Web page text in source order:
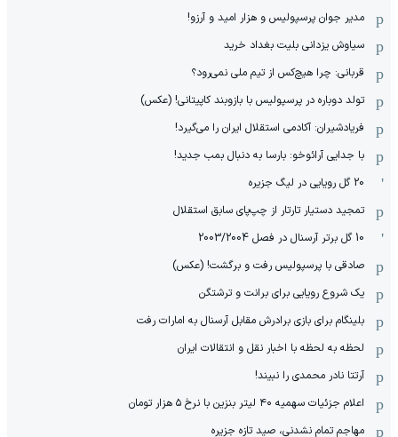
مدیر جوان پرسپولیس و هزار امید و آرزو!
سیاوش یزدانی بلیت بغداد خرید
قربانی: چرا هیچ‌کس از تیم ملی نمی‌رود؟
تولد دوباره در پرسپولیس با بازوبند کاپیتانی! (عکس)
فریادشیران: آکادمی استقلال ایران را می‌گیرد!
با جدایی آرائوخو: بارسا به دنبال بمب جدید!
20 گل رویایی در لیگ جزیره
تمجید دستیار تارتار از چپ‌پای سابق استقلال
10 گل برتر آرسنال در فصل 2003/2004
صادقی با پرسپولیس رفت و برگشت! (عکس)
یک شروع رویایی برای برانت و ترشتگن
بلینگام برای بازی برادرش مقابل آرسنال به امارات رفت
لحظه به لحظه با اخبار نقل و انتقالات ایران
آرتتا نادر محمدی را نبیند!
اعلام جزئیات سهمیه ۴۰ لیتر بنزین با نرخ ۵ هزار تومان
مهاجم تمام نشدنی، صید تازه جزیره